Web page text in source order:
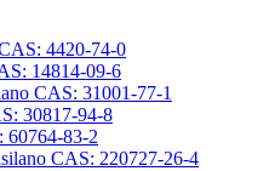
4420-74-0
14814-09-6
CAS: 31001-77-1
30817-94-8
60764-83-2
CAS: 220727-26-4